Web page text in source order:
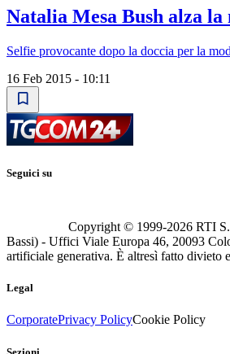
Natalia Mesa Bush alza la
Selfie provocante dopo la doccia per la
16 Feb 2015 - 10:11
Seguici su
Copyright © 1999-2026 RTI
Bassi) - Uffici Viale Europa 46, 20093
artificiale generativa. È altresì fatto divieto
Legal
CorporatePrivacy PolicyCookie Policy